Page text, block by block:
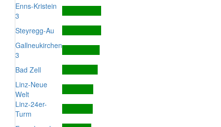
Enns-Kristein
3
Steyregg-Au
Gallneukirchen
3
Bad Zell
Linz-Neue
Welt
Linz-24er-
Turm